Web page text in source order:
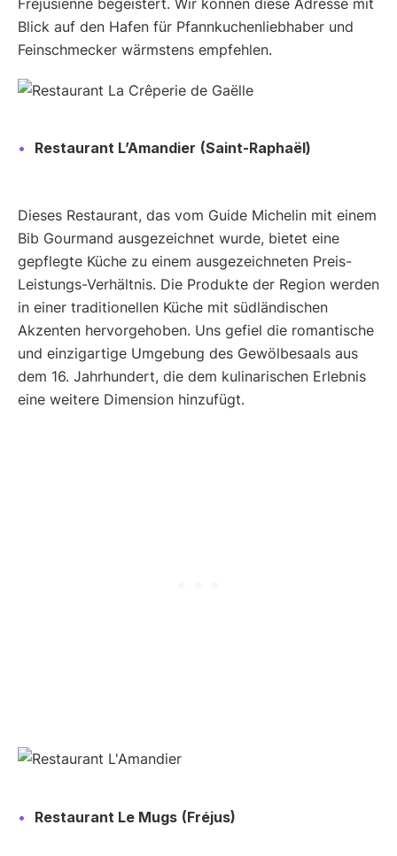
Fréjusienne begeistert. Wir können diese Adresse mit
Blick auf den Hafen für Pfannkuchenliebhaber und
Feinschmecker wärmstens empfehlen.
Restaurant L’Amandier (Saint-Raphaël)
Dieses Restaurant, das vom Guide Michelin mit einem
Bib Gourmand ausgezeichnet wurde, bietet eine
gepflegte Küche zu einem ausgezeichneten Preis-
Leistungs-Verhältnis. Die Produkte der Region werden
in einer traditionellen Küche mit südländischen
Akzenten hervorgehoben. Uns gefiel die romantische
und einzigartige Umgebung des Gewölbesaals aus
dem 16. Jahrhundert, die dem kulinarischen Erlebnis
eine weitere Dimension hinzufügt.
Restaurant Le Mugs (Fréjus)